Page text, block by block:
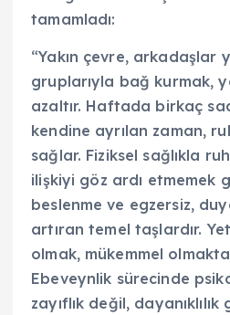
tamamladı:
“Yakın çevre, arkadaşlar
gruplarıyla bağ kurmak,
azaltır. Haftada birkaç
kendine ayrılan zaman,
sağlar. Fiziksel sağlıkla
ilişkiyi göz ardı etmemek
beslenme ve egzersiz,
artıran temel taşlardır.
olmak, mükemmel
Ebeveynlik sürecinde
zayıflık değil,